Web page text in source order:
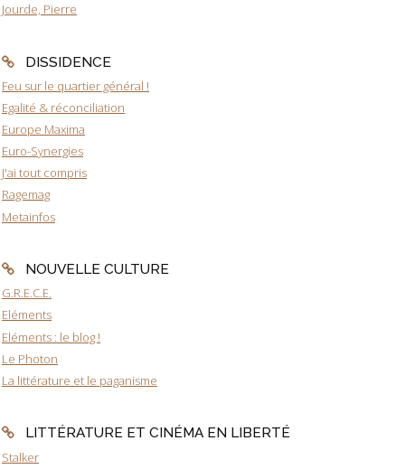
Jourde, Pierre
DISSIDENCE
Feu sur le quartier général !
Egalité & réconciliation
Europe Maxima
Euro-Synergies
J'ai tout compris
Ragemag
Metainfos
NOUVELLE CULTURE
G.R.E.C.E.
Eléments
Eléments : le blog !
Le Photon
La littérature et le paganisme
LITTÉRATURE ET CINÉMA EN LIBERTÉ
Stalker